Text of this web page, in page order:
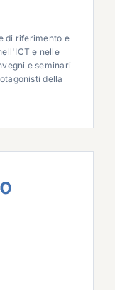
di riferimento e
e nelle
e seminari
della